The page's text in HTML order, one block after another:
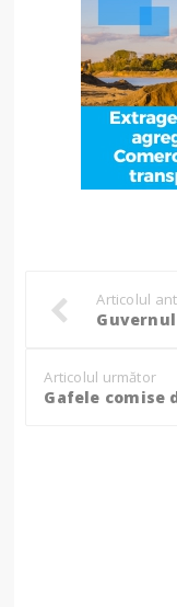
Articolul
Articolul următor